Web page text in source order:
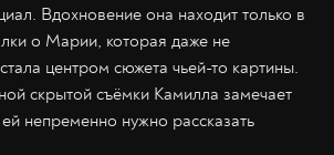
Вдохновение она находит только в
о Марии, которая даже не
центром сюжета чьей-то картины.
скрытой съёмки Камилла замечает
непременно нужно рассказать